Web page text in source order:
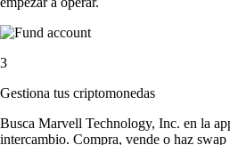
3
Gestiona tus criptomonedas
Busca Marvell Technology, Inc. en la
intercambio. Compra, vende o haz